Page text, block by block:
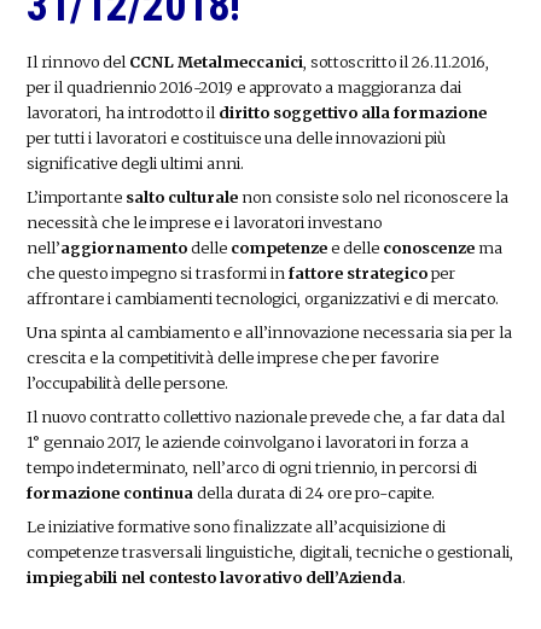
Il rinnovo del CCNL Metalmeccanici , sottoscritto il 26.11.2016,
per il quadriennio 2016-2019 e approvato a maggioranza dai
lavoratori, ha introdotto il diritto soggettivo alla formazione
per tutti i lavoratori e costituisce una delle innovazioni più
significative degli ultimi anni.
L’importante salto culturale non consiste solo nel riconoscere la
necessità che le imprese e i lavoratori investano
nell’aggiornamentodelle competenzee delle conoscenze ma
che questo impegno si trasformi infattore strategicoper
affrontare i cambiamenti tecnologici, organizzativi e di mercato.
Una spinta al cambiamento e all’innovazione necessaria sia per la
crescita e la competitività delle imprese che per favorire
l’occupabilità delle persone.
Il nuovo contratto collettivo nazionale prevede che, a far data dal
1° gennaio 2017, le aziende coinvolgano i lavoratori in forza a
tempo indeterminato, nell’arco di ogni triennio, in percorsi di
formazione continua della durata di 24 ore pro-capite.
Le iniziative formative sono finalizzate all’acquisizione di
competenze trasversali linguistiche, digitali, tecniche o gestionali,
impiegabili nel contesto lavorativo dell’Azienda.